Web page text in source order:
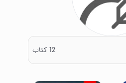
12 کتاب